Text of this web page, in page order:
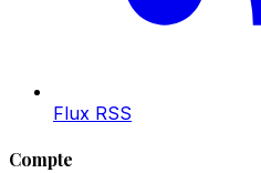
Flux RSS
Compte